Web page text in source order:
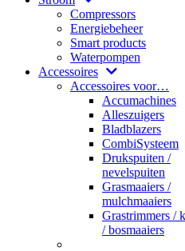
Compressors
Energiebeheer
Smart products
Waterpompen
Accessoires
Accessoires voor…
Accumachines
Alleszuigers
Bladblazers
CombiSysteem
Drukspuiten /
nevelspuiten
Grasmaaiers /
mulchmaaiers
Grastrimmers /
/ bosmaaiers